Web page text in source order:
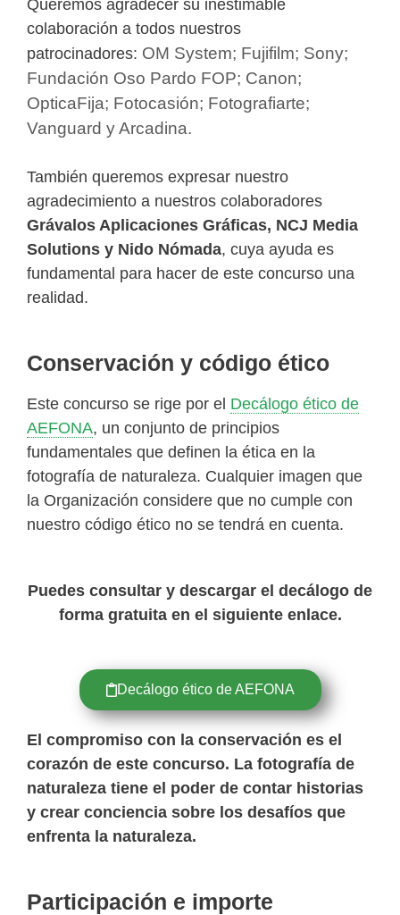
Queremos agradecer su inestimable
colaboración a todos nuestros
patrocinadores: OM System; Fujifilm; Sony;
Fundación Oso Pardo FOP; Canon;
OpticaFija; Fotocasión; Fotografiarte;
Vanguard y Arcadina.
También queremos expresar nuestro
agradecimiento a nuestros colaboradores
Grávalos Aplicaciones Gráficas, NCJ Media
Solutions y Nido Nómada, cuya ayuda es
fundamental para hacer de este concurso una
realidad.
Conservación y código ético
Este concurso se rige por el Decálogo ético de
AEFONA, un conjunto de principios
fundamentales que definen la ética en la
fotografía de naturaleza. Cualquier imagen que
la Organización considere que no cumple con
nuestro código ético no se tendrá en cuenta.
Puedes consultar y descargar el decálogo de
forma gratuita en el siguiente enlace.
Decálogo ético de AEFONA
El compromiso con la conservación es el
corazón de este concurso. La fotografía de
naturaleza tiene el poder de contar historias
y crear conciencia sobre los desafíos que
enfrenta la naturaleza.
Participación e importe